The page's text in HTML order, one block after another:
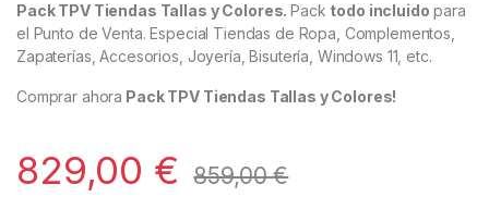
Pack TPV Tiendas Tallas y Colores.Pack todo incluido para
el Punto de Venta. Especial Tiendas de Ropa, Complementos,
Zapaterías, Accesorios, Joyería, Bisutería, Windows 11, etc.
Comprar ahora Pack TPV Tiendas Tallas y Colores!
829,00 € 859,00€